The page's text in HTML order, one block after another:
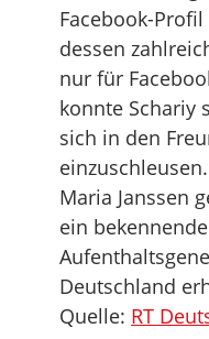
Facebook-
dessen
nur für
konnte Schariy
sich in den
einzuschleusen.
Maria Janssen
ein
Deutschland
Quelle: RT